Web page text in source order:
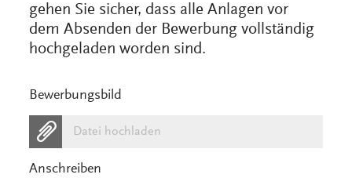
gehen Sie sicher, dass alle Anlagen vor
dem Absenden der Bewerbung vollständig
hochgeladen worden sind.
Bewerbungsbild
Datei hochladen
Anschreiben